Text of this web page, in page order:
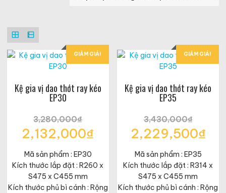
cao
GIẢM GIÁ!
Kệ gia vị dao thớt ray kéo
EP30
3,280,000₫
Giá
gốc
là:
3,280,000₫.
2,132,000₫
hiện
tại
là:
2,132,000₫.
Mã sản phẩm : EP30
Kích thước lắp đặt : R260 x
S475 x C455 mm
Kích thước phủ bì cánh : Rộng
GIẢM GIÁ!
Kệ gia vị dao thớt ray kéo
EP35
3,430,000₫
Giá
gốc
là:
3,430,000₫.
2,229,500₫
hiện
tại
là:
2,229,500₫.
Mã sản phẩm : EP35
Kích thước lắp đặt : R314 x
S475 x C455 mm
Kích thước phủ bì cánh : Rộng